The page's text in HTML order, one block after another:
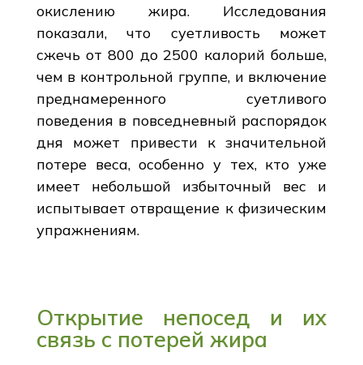
окислению жира. Исследования
показали, что суетливость может
сжечь от 800 до 2500 калорий больше,
чем в контрольной группе, и включение
преднамеренного суетливого
поведения в повседневный распорядок
дня может привести к значительной
потере веса, особенно у тех, кто уже
имеет небольшой избыточный вес и
испытывает отвращение к физическим
упражнениям.
Открытие непосед и их
связь с потерей жира